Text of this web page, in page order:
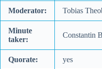
Moderator: Tobias
Minute
taker:
Constantin
Quorate:
yes